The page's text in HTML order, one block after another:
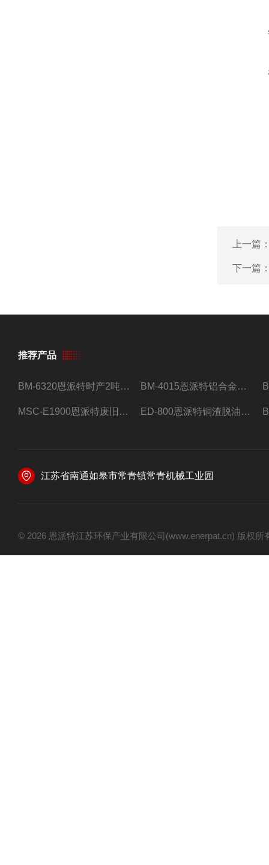
上一篇
下一篇
推荐产品
BM-6320恩派特时产2吨合金钢屑压饼机 BM-4015恩派特铝合金屑压饼机 脱油效果好
MSC-E1900恩派特废旧锂电池极片破碎处理设备 ED-800恩派特铜渣脱油机废铜屑铝屑甩油机
江苏省南通如皋市常青镇常青机械工业园
© 2026 恩派特江苏环保产业有限公司(www.enerpat.cn) 版权